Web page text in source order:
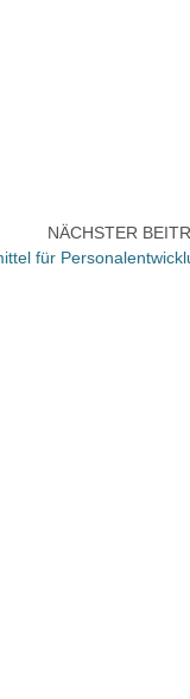
NÄCHSTER
für